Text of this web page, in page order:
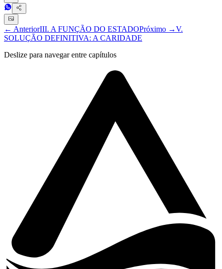
← AnteriorIII. A FUNÇÃO DO ESTADOPróximo →V.
SOLUÇÃO DEFINITIVA: A CARIDADE
Deslize para navegar entre capítulos